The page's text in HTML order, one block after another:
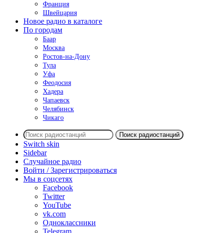
Франция
Швейцария
Новое радио в каталоге
По городам
Баар
Москва
Ростов-на-Дону
Тула
Уфа
Феодосия
Хадера
Чапаевск
Челябинск
Чикаго
Поиск радиостанций
Switch skin
Sidebar
Случайное радио
Войти / Зарегистрироваться
Мы в соцсетях
Facebook
Twitter
YouTube
vk.com
Одноклассники
Telegram